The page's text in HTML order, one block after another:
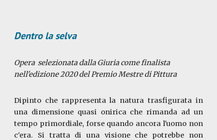
Dentro la selva
Opera selezionata dalla Giuria come finalista
nell'edizione 2020 del Premio Mestre di Pittura
Dipinto che rappresenta la natura trasfigurata in
una dimensione quasi onirica che rimanda ad un
tempo primordiale, forse quando ancora l'uomo non
c'era. Si tratta di una visione che potrebbe non